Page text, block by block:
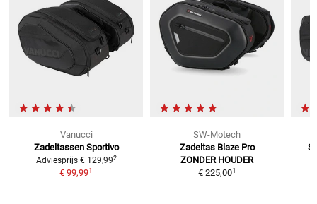
Vanucci
Zadeltassen Sportivo
Adviesprijs € 129,992
€ 99,991
SW-Motech
Zadeltas Blaze Pro
ZONDER HOUDER
€ 225,001